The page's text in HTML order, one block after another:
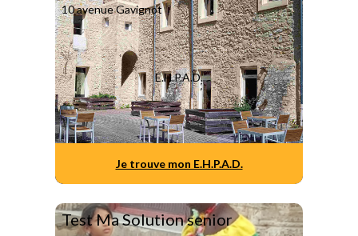
10 avenue Gavignot
E.H.P.A.D.
Je trouve mon E.H.P.A.D.
Test Ma Solution senior